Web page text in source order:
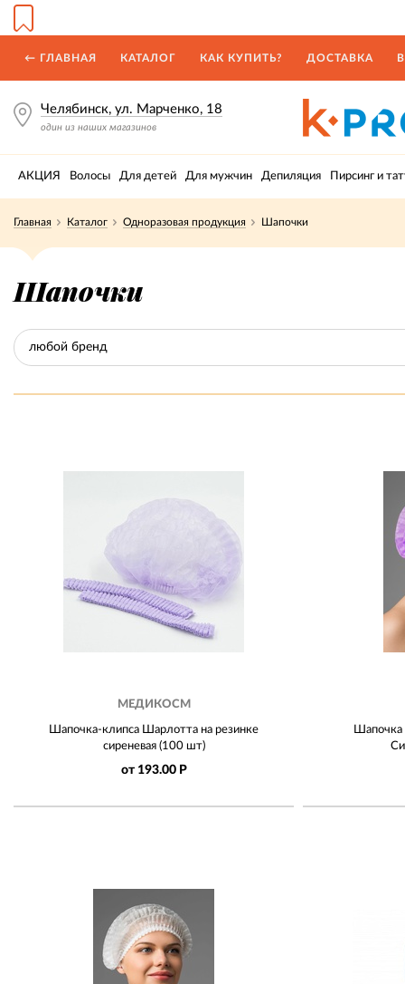
← ГЛАВНАЯ КАТАЛОГ КАК КУПИТЬ? ДОСТАВКА
Челябинск, ул. Марченко, 18
один из наших магазинов
АКЦИЯ Волосы Для детей Для мужчин Депиляция Пирсинг и
Главная Каталог Одноразовая продукция Шапочки
Шапочки
любой бренд
МЕДИКОСМ
Шапочка-клипса Шарлотта на резинке
сиреневая (100 шт)
от 193.00 Р
Шапочка